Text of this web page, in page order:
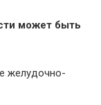
может быть
желудочно-